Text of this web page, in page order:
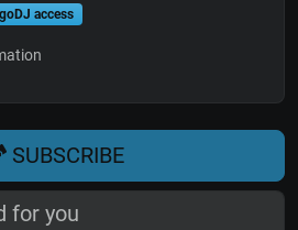
access
SUBSCRIBE
for you